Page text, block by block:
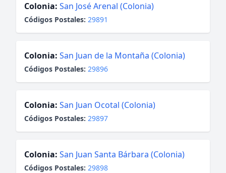
Colonia: San José Arenal (Colonia)
Códigos Postales: 29891
Colonia: San Juan de la Montaña (Colonia)
Códigos Postales: 29896
Colonia: San Juan Ocotal (Colonia)
Códigos Postales: 29897
Colonia: San Juan Santa Bárbara (Colonia)
Códigos Postales: 29898